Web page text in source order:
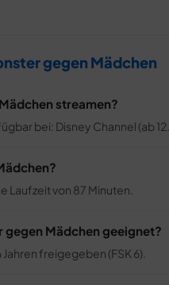
gegen Mädchen
streamen?
bei: Disney Channel (ab
Laufzeit von 87 Minuten.
gegen Mädchen geeignet?
freigegeben (FSK 6).